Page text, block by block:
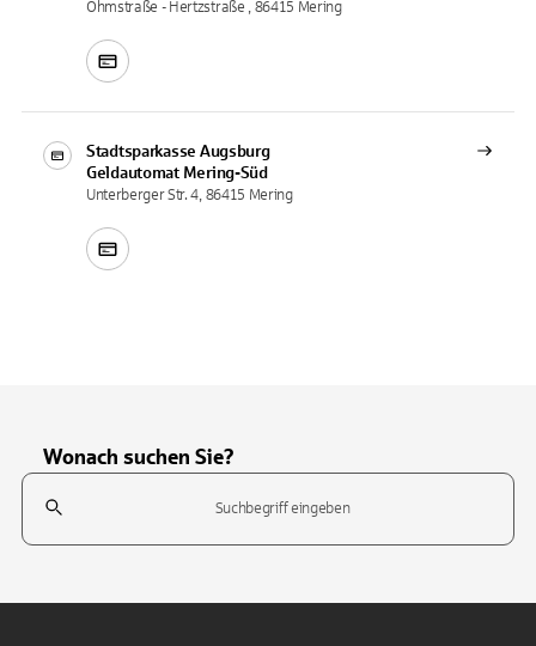
Ohmstraße - Hertzstraße , 86415 Mering
Stadtsparkasse Augsburg
Geldautomat Mering-Süd
Unterberger Str. 4, 86415 Mering
Wonach suchen Sie?
Suchfeld